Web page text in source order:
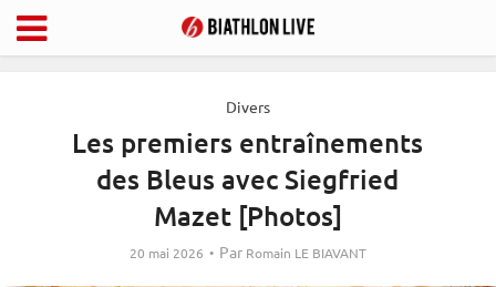
Divers
Les premiers entraînements
des Bleus avec Siegfried
Mazet [Photos]
20 mai 2026 Par Romain LE BIAVANT